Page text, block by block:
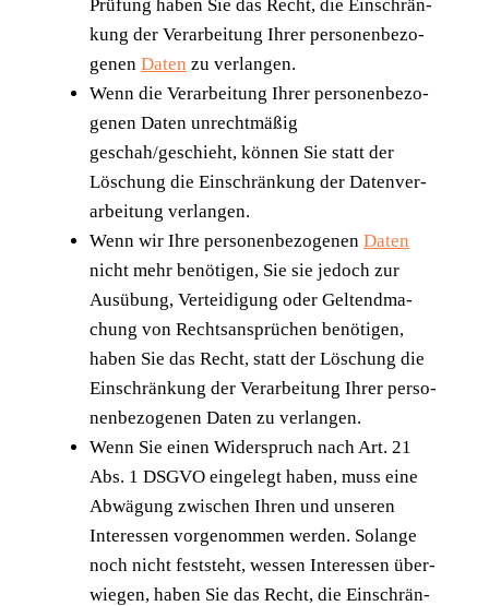
Prü­fung haben Sie das Recht, die Ein­schrän­
kung der Ver­ar­bei­tung Ihrer per­so­nen­be­zo­
ge­nen Daten zu verlangen.
Wenn die Ver­ar­bei­tung Ihrer per­so­nen­be­zo­
ge­nen Daten unrecht­mä­ßig
geschah/geschieht, kön­nen Sie statt der
Löschung die Ein­schrän­kung der Daten­ver­
ar­bei­tung verlangen.
Wenn wir Ihre per­so­nen­be­zo­ge­nen Daten
nicht mehr benö­ti­gen, Sie sie jedoch zur
Aus­übung, Ver­tei­di­gung oder Gel­tend­ma­
chung von Rechts­an­sprü­chen benö­ti­gen,
haben Sie das Recht, statt der Löschung die
Ein­schrän­kung der Ver­ar­bei­tung Ihrer per­so­
nen­be­zo­ge­nen Daten zu verlangen.
Wenn Sie einen Wider­spruch nach Art. 21
Abs. 1 DSGVO ein­ge­legt haben, muss eine
Abwä­gung zwi­schen Ihren und unse­ren
Inter­es­sen vor­ge­nom­men wer­den. Solan­ge
noch nicht fest­steht, wes­sen Inter­es­sen über­
wie­gen, haben Sie das Recht, die Ein­schrän­